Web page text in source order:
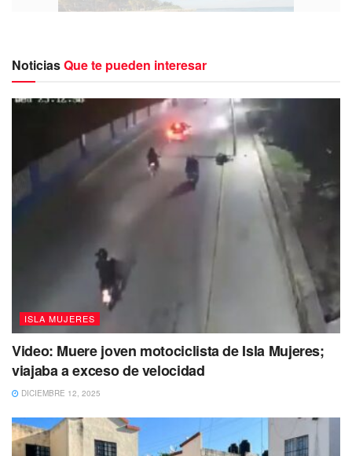
Cabe mencionar que de acuerdo con el Semáforo de
Presencia de Sargazo en Quintana Roo, hasta este 26 de
febrero se ha reportado escaso arribo de dicha alga en
siete playas de Isla Mujeres.
De acuerdo con Semáforo de Alertamiento las playas en
las que se reporta recale de sargazo son Playa Norte,
Playa Centro, Tiburón Ballena, Bachilleres, Media Luna,
Punta Sam y Aguaká.
Por lo anterior, Antonio Delgado González director de
NoticiasQue te pueden interesar
ISLA MUJERES
Video: Muere joven motociclista de Isla Mujeres;
viajaba a exceso de velocidad
DICIEMBRE 12, 2025